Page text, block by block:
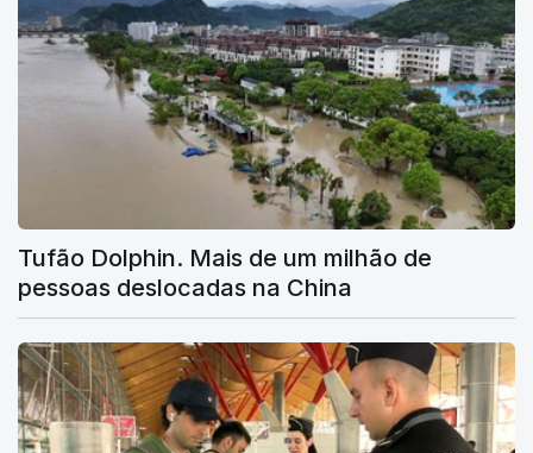
Tufão Dolphin. Mais de um milhão de
pessoas deslocadas na China